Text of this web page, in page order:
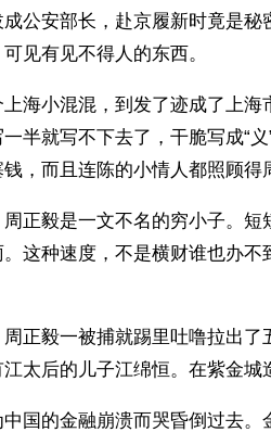
公安部长，赴京履新时竟是
见有见不得人的东西。
海小混混，到发了迹成了上海
半就写不下去了，干脆写成“
，而且连陈的小情人都照顾得
正毅是一文不名的穷小子。
这种速度，不是横财谁也办
正毅一被捕就踢里吐噜拉出
太后的儿子江绵恒。在紫金城
国的金融崩溃而哭昏倒过去。